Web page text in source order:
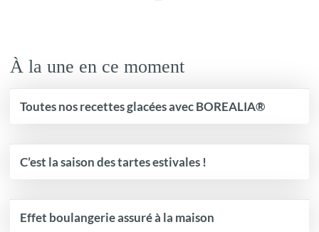
À la une en ce moment
Toutes nos recettes glacées avec BOREALIA®
C’est la saison des tartes estivales !
Effet boulangerie assuré à la maison